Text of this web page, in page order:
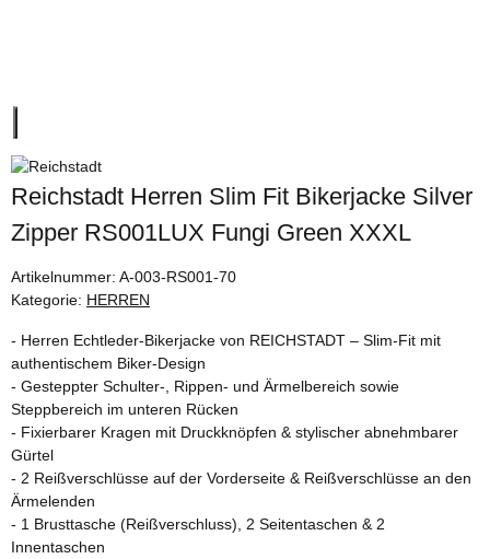
Reichstadt Herren Slim Fit Bikerjacke Silver
Zipper RS001LUX Fungi Green XXXL
Artikelnummer: A-003-RS001-70
Kategorie: HERREN
- Herren Echtleder-Bikerjacke von REICHSTADT – Slim-Fit mit
authentischem Biker-Design
- Gesteppter Schulter-, Rippen- und Ärmelbereich sowie
Steppbereich im unteren Rücken
- Fixierbarer Kragen mit Druckknöpfen & stylischer abnehmbarer
Gürtel
- 2 Reißverschlüsse auf der Vorderseite & Reißverschlüsse an den
Ärmelenden
- 1 Brusttasche (Reißverschluss), 2 Seitentaschen & 2
Innentaschen